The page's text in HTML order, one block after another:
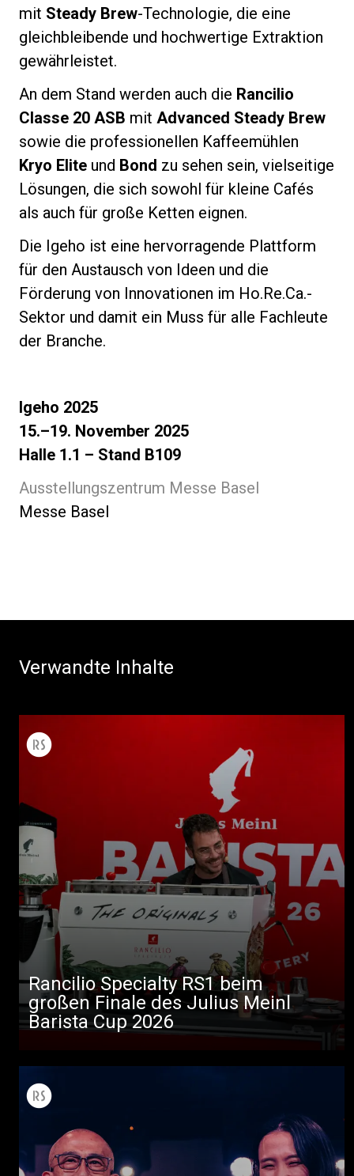
mit Steady Brew-Technologie, die eine
gleichbleibende und hochwertige Extraktion
gewährleistet.
An dem Stand werden auch die Rancilio
Classe 20 ASB mit Advanced Steady Brew
sowie die professionellen Kaffeemühlen
Kryo Elite und Bond zu sehen sein, vielseitige
Lösungen, die sich sowohl für kleine Cafés
als auch für große Ketten eignen.
Die Igeho ist eine hervorragende Plattform
für den Austausch von Ideen und die
Förderung von Innovationen im Ho.Re.Ca.-
Sektor und damit ein Muss für alle Fachleute
der Branche.
Igeho 2025
15.–19. November 2025
Halle 1.1 – Stand B109
Ausstellungszentrum Messe Basel
Messe Basel
Verwandte Inhalte
Rancilio Specialty RS1 beim
großen Finale des Julius Meinl
Barista Cup 2026